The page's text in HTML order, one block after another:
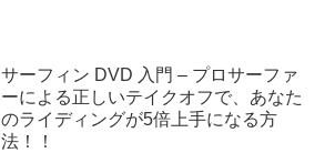
サーフィン DVD 入門 – プロサーファ
ーによる正しいテイクオフで、あなた
のライディングが5倍上手になる方
法！！